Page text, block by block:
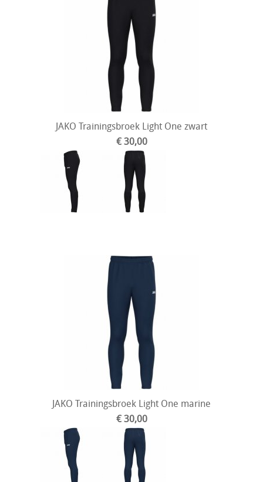
JAKO Trainingsbroek Light One zwart
€ 30,00
JAKO Trainingsbroek Light One marine
€ 30,00